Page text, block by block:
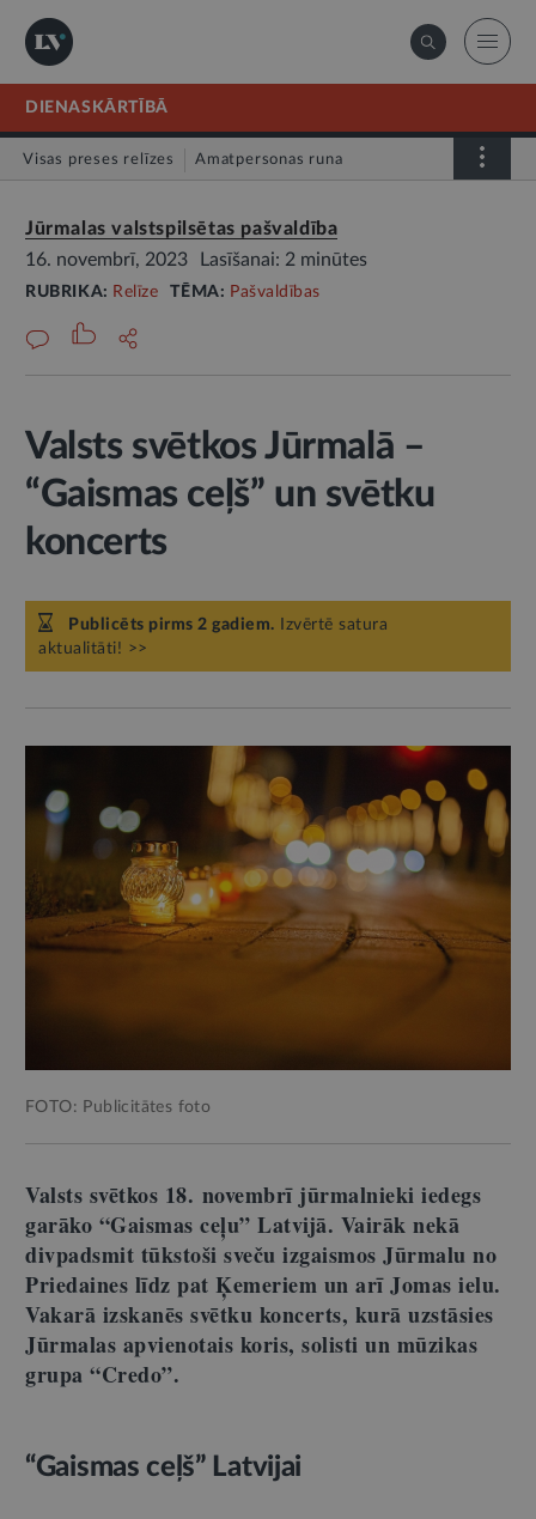
DIENASKĀRTĪBĀ
Visas preses relīzes Amatpersonas runa
Jūrmalas valstspilsētas pašvaldība
16. novembrī, 2023
Lasīšanai: 2 minūtes
RUBRIKA: Relīze TĒMA: Pašvaldības
Valsts svētkos Jūrmalā –
“Gaismas ceļš” un svētku
koncerts
Publicēts pirms 2 gadiem. Izvērtē satura
aktualitāti! >>
FOTO: Publicitātes foto
Valsts svētkos 18. novembrī jūrmalnieki iedegs
garāko “Gaismas ceļu” Latvijā. Vairāk nekā
divpadsmit tūkstoši sveču izgaismos Jūrmalu no
Priedaines līdz pat Ķemeriem un arī Jomas ielu.
Vakarā izskanēs svētku koncerts, kurā uzstāsies
Jūrmalas apvienotais koris, solisti un mūzikas
grupa “Credo”.
“Gaismas ceļš” Latvijai